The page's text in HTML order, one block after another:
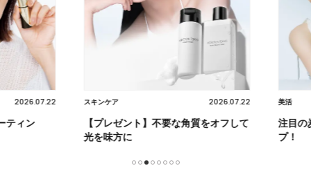
2026.07.22
ィン
スキンケア 2026.07.22
【プレゼント】不要な角質をオフして
光を味方に
美活
注目の
プ！